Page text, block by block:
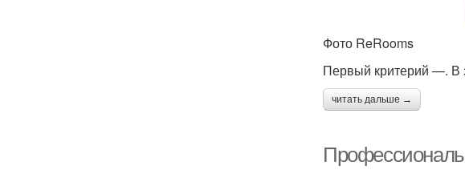
Фото ReRooms
Первый критерий —. В
читать дальше →